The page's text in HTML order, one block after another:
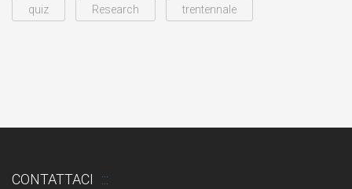
quiz Research trentennale
CONTATTACI